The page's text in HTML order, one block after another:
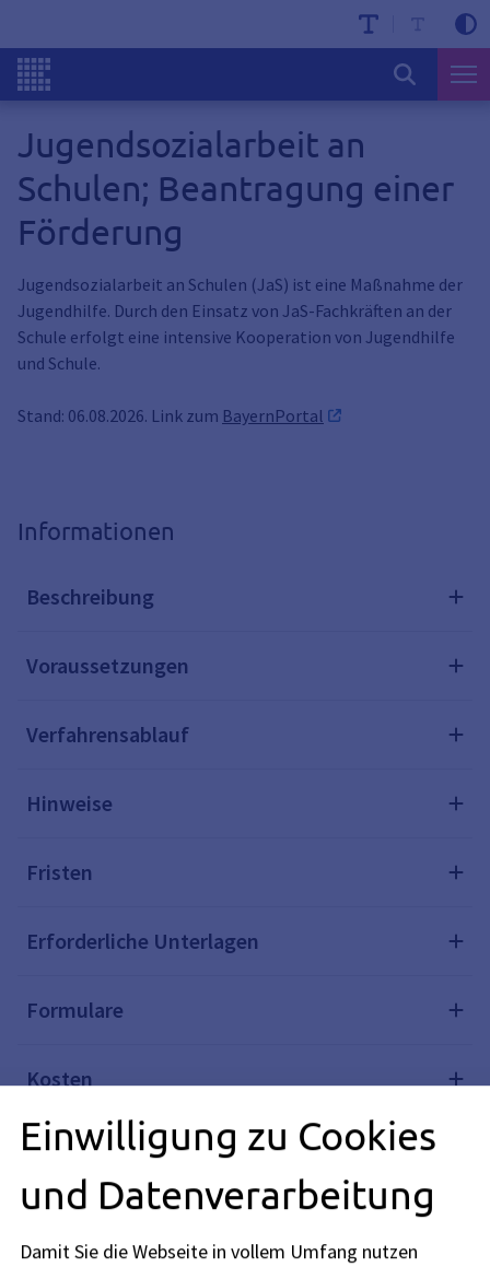
Jugendsozialarbeit an
Schulen; Beantragung einer
Förderung
Jugendsozialarbeit an Schulen (JaS) ist eine Maßnahme der
Jugendhilfe. Durch den Einsatz von JaS-Fachkräften an der
Schule erfolgt eine intensive Kooperation von Jugendhilfe
und Schule.
Stand: 06.08.2026. Link zum BayernPortal
Informationen
Beschreibung
Voraussetzungen
Verfahrensablauf
Hinweise
Fristen
Erforderliche Unterlagen
Formulare
Kosten
Rechtsgrundlagen
Rechtsbehelf
Einwilligung zu Cookies
und Datenverarbeitung
Damit Sie die Webseite in vollem Umfang nutzen